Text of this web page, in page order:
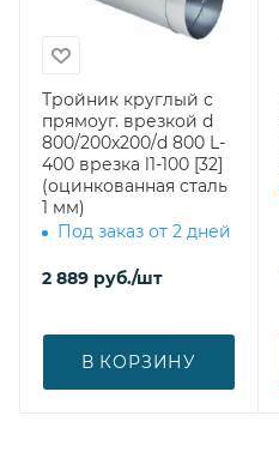
Тройник круглый с
прямоуг. врезкой d
800/200х200/d 800 L-
400 врезка l1-100 [32]
(оцинкованная сталь
1 мм)
Под заказ от 2 дней
2 889 руб./шт
В КОРЗИНУ